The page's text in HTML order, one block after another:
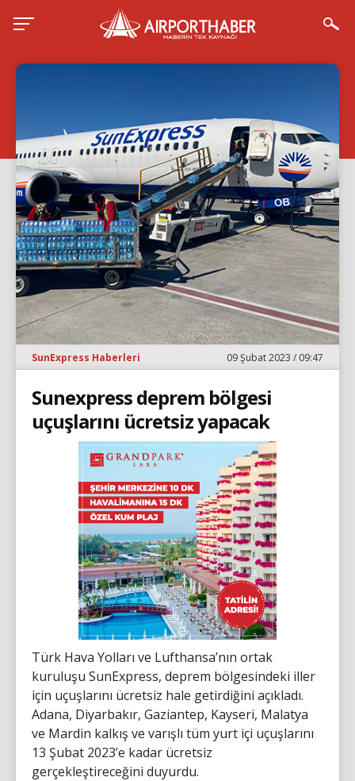
SunExpress Haberleri 09 Şubat 2023 / 09:47
Sunexpress deprem bölgesi
uçuşlarını ücretsiz yapacak
Türk Hava Yolları ve Lufthansa’nın ortak
kuruluşu SunExpress, deprem bölgesindeki iller
için uçuşlarını ücretsiz hale getirdiğini açıkladı.
Adana, Diyarbakır, Gaziantep, Kayseri, Malatya
ve Mardin kalkış ve varışlı tüm yurt içi uçuşlarını
13 Şubat 2023’e kadar ücretsiz
gerçekleştireceğini duyurdu.